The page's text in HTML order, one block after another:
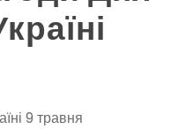
9 травня